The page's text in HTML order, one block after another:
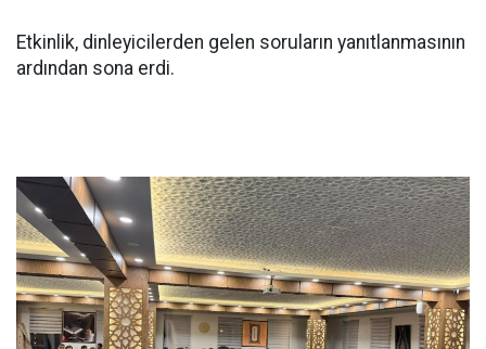
Etkinlik, dinleyicilerden gelen soruların yanıtlanmasının
ardından sona erdi.